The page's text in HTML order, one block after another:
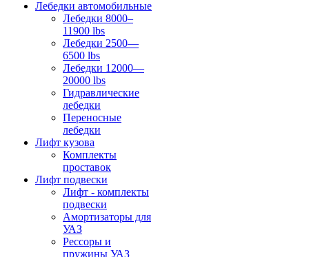
Лебедки автомобильные
Лебедки 8000–
11900 lbs
Лебедки 2500—
6500 lbs
Лебедки 12000—
20000 lbs
Гидравлические
лебедки
Переносные
лебедки
Лифт кузова
Комплекты
проставок
Лифт подвески
Лифт - комплекты
подвески
Амортизаторы для
УАЗ
Рессоры и
пружины УАЗ